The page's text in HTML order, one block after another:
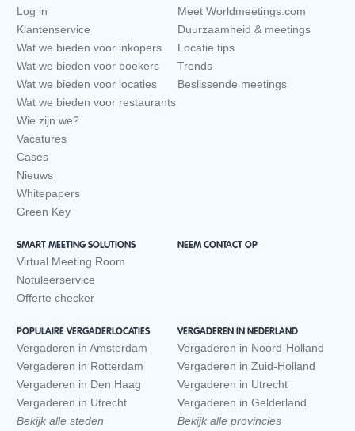
Log in
Klantenservice
Wat we bieden voor inkopers
Wat we bieden voor boekers
Wat we bieden voor locaties
Wat we bieden voor restaurants
Wie zijn we?
Vacatures
Cases
Nieuws
Whitepapers
Green Key
Meet Worldmeetings.com
Duurzaamheid & meetings
Locatie tips
Trends
Beslissende meetings
SMART MEETING SOLUTIONS
Virtual Meeting Room
Notuleerservice
Offerte checker
NEEM CONTACT OP
POPULAIRE VERGADERLOCATIES
Vergaderen in Amsterdam
Vergaderen in Rotterdam
Vergaderen in Den Haag
Vergaderen in Utrecht
Bekijk alle steden
VERGADEREN IN NEDERLAND
Vergaderen in Noord-Holland
Vergaderen in Zuid-Holland
Vergaderen in Utrecht
Vergaderen in Gelderland
Bekijk alle provincies